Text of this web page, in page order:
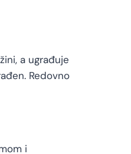
a ugrađuje
Redovno
i